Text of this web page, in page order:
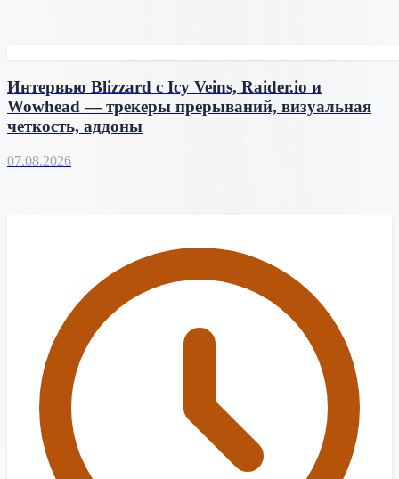
Интервью Blizzard с Icy Veins, Raider.io и
Wowhead — трекеры прерываний, визуальная
четкость, аддоны
07.08.2026